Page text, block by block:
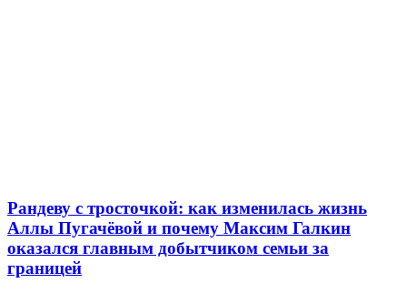
Рандеву с тросточкой: как изменилась жизнь
Аллы Пугачёвой и почему Максим Галкин
оказался главным добытчиком семьи за
границей